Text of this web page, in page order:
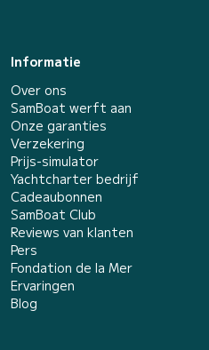
Informatie
Over ons
SamBoat werft aan
Onze garanties
Verzekering
Prijs-simulator
Yachtcharter bedrijf
Cadeaubonnen
SamBoat Club
Reviews van klanten
Pers
Fondation de la Mer
Ervaringen
Blog